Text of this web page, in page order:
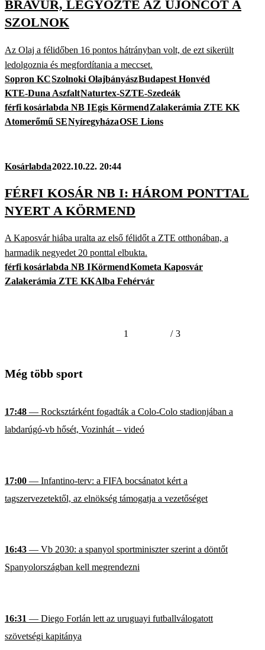
BRAVÚR, LEGYŐZTE AZ ÚJONCOT A
SZOLNOK
Az Olaj a félidőben 16 pontos hátrányban volt, de ezt sikerült
ledolgoznia és megfordítania a meccset.
Sopron KCSzolnoki OlajbányászBudapest Honvéd
KTE-Duna AszfaltNaturtex-SZTE-Szedeák
férfi kosárlabda NB IEgis KörmendZalakerámia ZTE KK
Atomerőmű SENyíregyházaOSE Lions
Kosárlabda2022.10.22. 20:44
FÉRFI KOSÁR NB I: HÁROM PONTTAL
NYERT A KÖRMEND
A Kaposvár hiába uralta az első félidőt a ZTE otthonában, a
harmadik negyedet 20 ponttal elbukta.
férfi kosárlabda NB IKörmendKometa Kaposvár
Zalakerámia ZTE KKAlba Fehérvár
1 / 3
Még több sport
17:48 — Rocksztárként fogadták a Colo-Colo stadionjában a
labdarúgó-vb hősét, Vozinhát – videó
17:00 — Infantino-terv: a FIFA bocsánatot kért a
tagszervezetektől, az elnökség támogatja a vezetőséget
16:43 — Vb 2030: a spanyol sportminiszter szerint a döntőt
Spanyolországban kell megrendezni
16:31 — Diego Forlán lett az uruguayi futballválogatott
szövetségi kapitánya